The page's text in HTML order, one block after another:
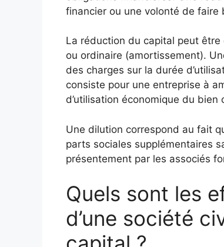
financier ou une volonté de faire
La réduction du capital peut
ou ordinaire (amortissement).
des charges sur la durée
consiste pour une entreprise à
d’utilisation économique du
Une dilution correspond au fait
parts sociales supplémentaires
présentement par les associés
Quels sont les
d’une société